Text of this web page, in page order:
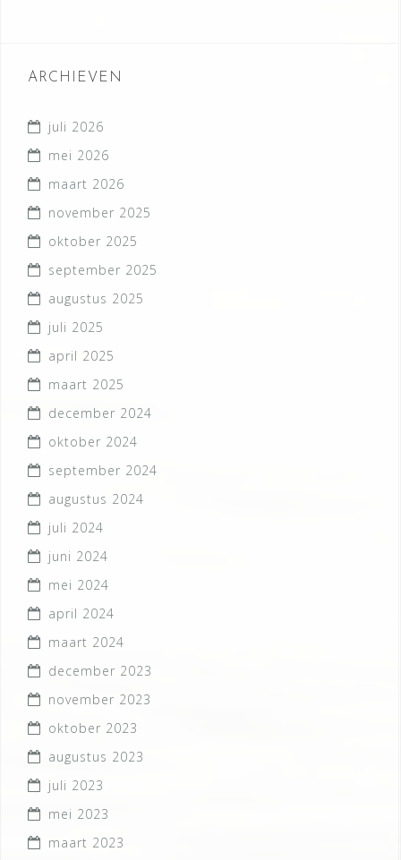
ARCHIEVEN
juli 2026
mei 2026
maart 2026
november 2025
oktober 2025
september 2025
augustus 2025
juli 2025
april 2025
maart 2025
december 2024
oktober 2024
september 2024
augustus 2024
juli 2024
juni 2024
mei 2024
april 2024
maart 2024
december 2023
november 2023
oktober 2023
augustus 2023
juli 2023
mei 2023
maart 2023